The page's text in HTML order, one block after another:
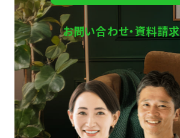
お問い合わせ・資料請求